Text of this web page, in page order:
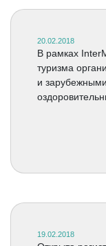
20.02.2018
В рамках
туризма
и
19.02.2018